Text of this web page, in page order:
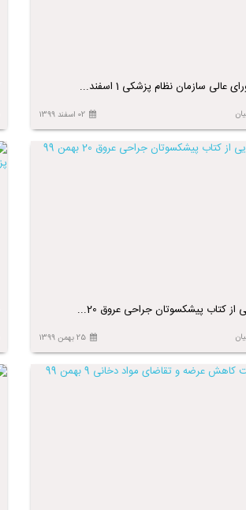
02 اسفند 1399
از کتاب پیشکسوتان جراحی عروق 20...
25 بهمن 1399